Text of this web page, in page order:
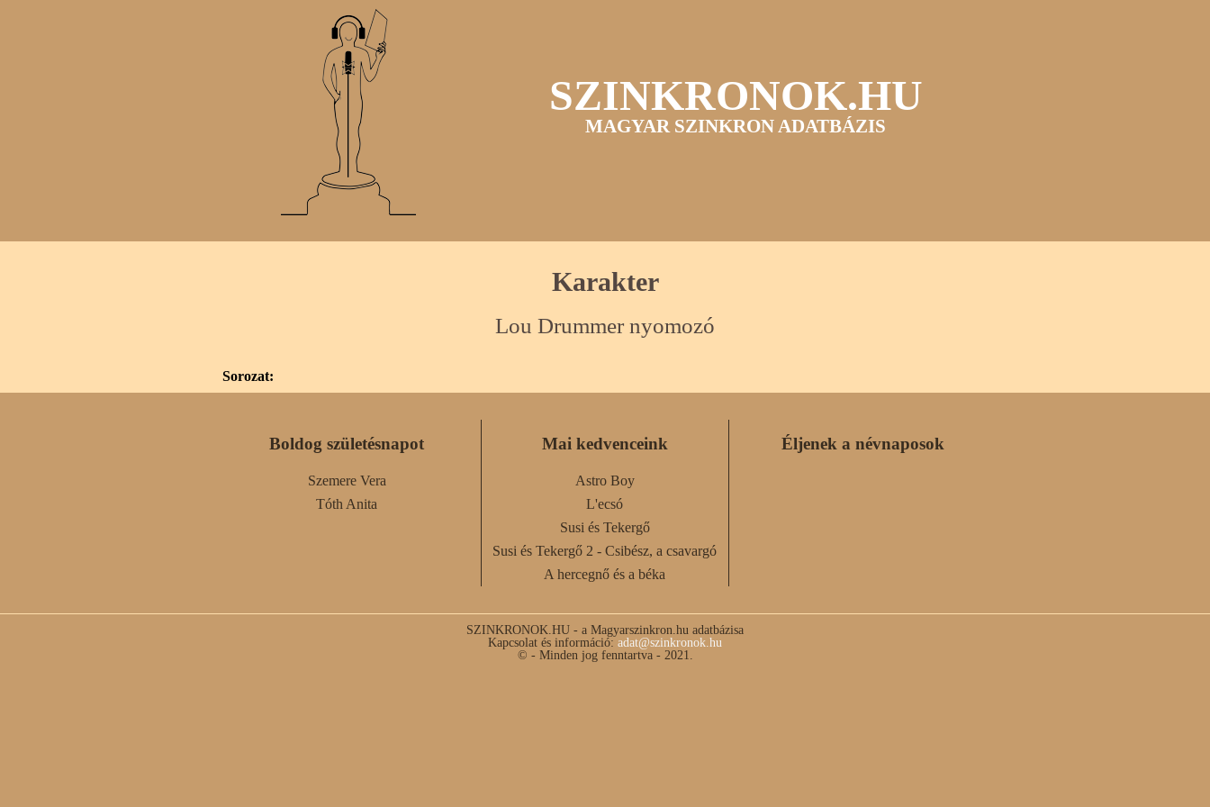
SZINKRONOK.HU
MAGYAR SZINKRON ADATBÁZIS
Karakter
Lou Drummer nyomozó
Sorozat:
Boldog születésnapot
Szemere Vera
Tóth Anita
Mai kedvenceink
Astro Boy
L'ecsó
Susi és Tekergő
Susi és Tekergő 2 - Csibész, a csavargó
A hercegnő és a béka
Éljenek a névnaposok
SZINKRONOK.HU - a Magyarszinkron.hu adatbázisa
Kapcsolat és információ: adat@szinkronok.hu
© - Minden jog fenntartva - 2021.